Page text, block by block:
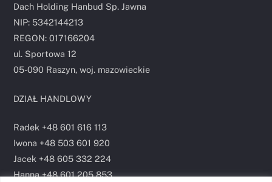
Dach Holding Hanbud Sp. Jawna
NIP: 5342144213
REGON: 017166204
ul. Sportowa 12
05-090 Raszyn, woj. mazowieckie
DZIAŁ HANDLOWY
Radek +48 601 616 113
Iwona +48 503 601 920
Jacek +48 605 332 224
Hanna +48 601 205 853